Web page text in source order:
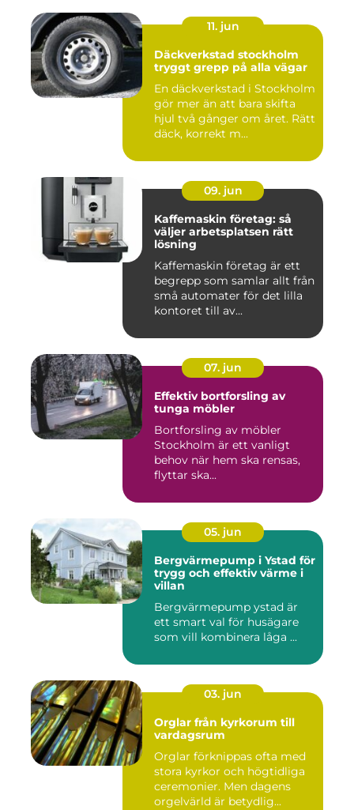
11. jun
Däckverkstad stockholm
tryggt grepp på alla vägar
En däckverkstad i Stockholm
gör mer än att bara skifta
hjul två gånger om året. Rätt
däck, korrekt m...
09. jun
Kaffemaskin företag: så
väljer arbetsplatsen rätt
lösning
Kaffemaskin företag är ett
begrepp som samlar allt från
små automater för det lilla
kontoret till av...
07. jun
Effektiv bortforsling av
tunga möbler
Bortforsling av möbler
Stockholm är ett vanligt
behov när hem ska rensas,
flyttar ska...
05. jun
Bergvärmepump i Ystad för
trygg och effektiv värme i
villan
Bergvärmepump ystad är
ett smart val för husägare
som vill kombinera låga ...
03. jun
Orglar från kyrkorum till
vardagsrum
Orglar förknippas ofta med
stora kyrkor och högtidliga
ceremonier. Men dagens
orgelvärld är betydlig...